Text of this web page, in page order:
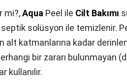
mi?,Aqua Peel ile Cilt Bakımı
solüsyon ile temizlenir.
alt katmanlarına kadar
bir zararı bulunmayan
kullanılır.